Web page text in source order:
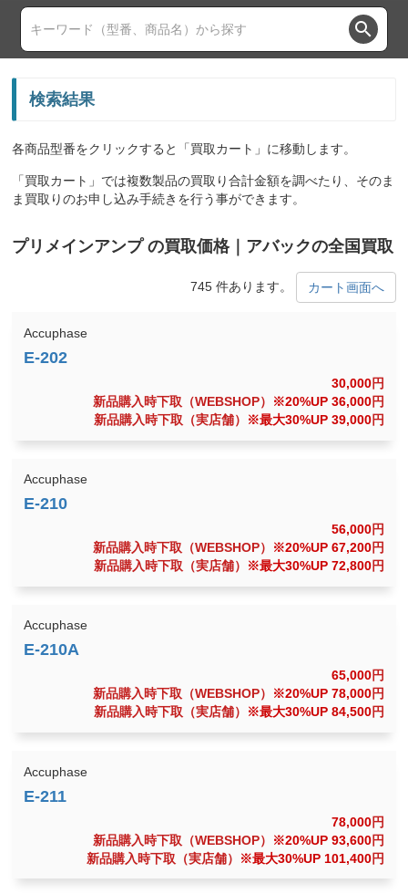
search
検索結果
各商品型番をクリックすると「買取カート」に移動します。
「買取カート」では複数製品の買取り合計金額を調べたり、そのま
ま買取りのお申し込み手続きを行う事ができます。
プリメインアンプ の買取価格｜アバックの全国買取
745 件あります。 カート画面へ
Accuphase
30,000円
新品購入時下取（WEBSHOP）
※20%UP 36,000円
新品購入時下取（実店舗）
※最大30%UP 39,000円
Accuphase
56,000円
新品購入時下取（WEBSHOP）
※20%UP 67,200円
新品購入時下取（実店舗）
※最大30%UP 72,800円
Accuphase
65,000円
新品購入時下取（WEBSHOP）
※20%UP 78,000円
新品購入時下取（実店舗）
※最大30%UP 84,500円
Accuphase
78,000円
新品購入時下取（WEBSHOP）
※20%UP 93,600円
新品購入時下取（実店舗）
※最大30%UP 101,400円